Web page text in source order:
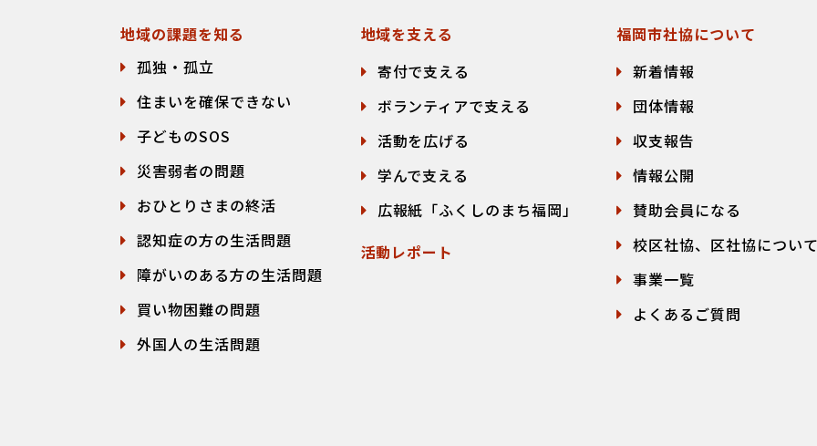
地域の課題を知る
孤独・孤立
住まいを確保できない
子どものSOS
災害弱者の問題
おひとりさまの終活
認知症の方の生活問題
障がいのある方の生活問題
買い物困難の問題
外国人の生活問題
地域を支える
寄付で支える
ボランティアで支える
活動を広げる
学んで支える
広報紙「ふくしのまち福岡」
活動レポート
福岡市社協について
新着情報
団体情報
収支報告
情報公開
賛助会員になる
校区社協、区社協について
事業一覧
よくあるご質問